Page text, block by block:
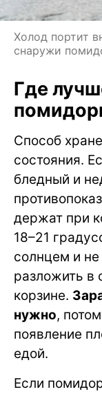
Холод портит
снаружи
Где
Способ
состояния.
бледный и
держат при
18–21
солнцем и
разложить в
корзине.
нужно,
появление
едой.
Если